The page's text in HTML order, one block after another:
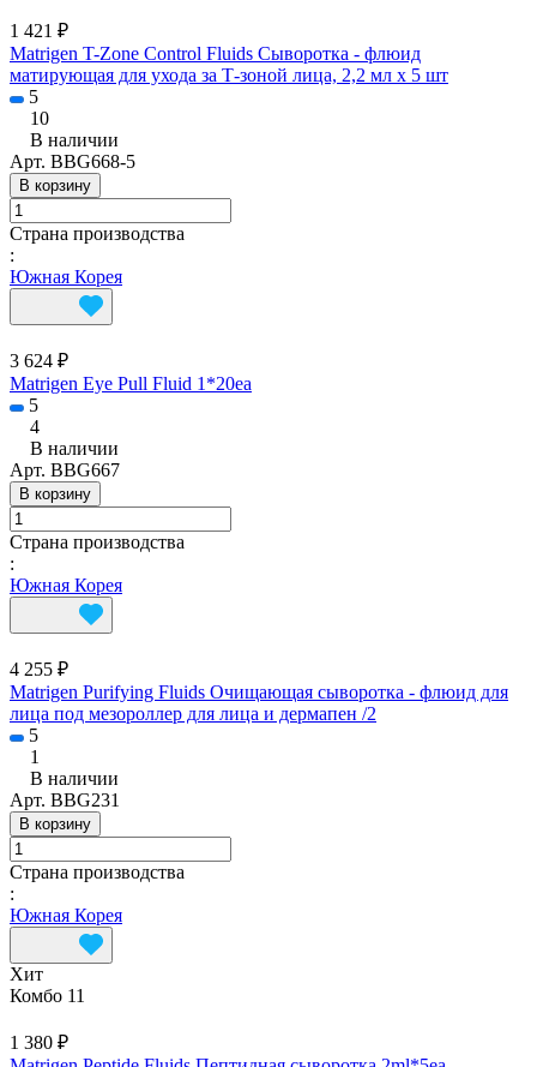
1 421 ₽
Matrigen T-Zone Control Fluids Сыворотка - флюид
матирующая для ухода за Т-зоной лица, 2,2 мл х 5 шт
5
10
В наличии
Арт. BBG668-5
В корзину
Страна производства
:
Южная Корея
3 624 ₽
Matrigen Eye Pull Fluid 1*20ea
5
4
В наличии
Арт. BBG667
В корзину
Страна производства
:
Южная Корея
4 255 ₽
Matrigen Purifying Fluids Очищающая сыворотка - флюид для
лица под мезороллер для лица и дермапен /2
5
1
В наличии
Арт. BBG231
В корзину
Страна производства
:
Южная Корея
Хит
Комбо 11
1 380 ₽